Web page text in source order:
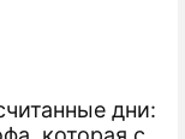
дни: